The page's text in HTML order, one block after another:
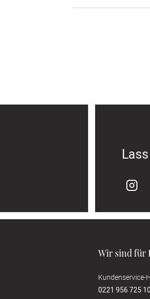
Wir sind für
Kundenservice-
0221 956 725 10